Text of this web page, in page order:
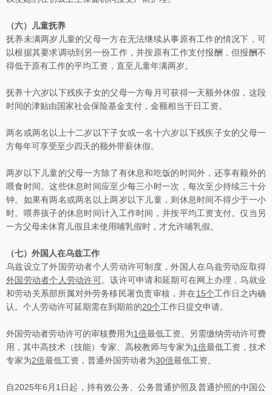
（六）儿童抚养
抚养未满两岁儿童的父母一方在无法继续从事原有工作的情况下，可
以根据其要求调动到另一份工作，并按原有工作支付报酬，但报酬不
得低于原有工作的平均工资，直至儿童年满两岁。
抚养十六岁以下残疾子女的父母一方每月可获得一天额外休假，这段
时间的津贴由国家社会保险基金支付，金额相当于日工资。
两名或两名以上十二岁以下子女或一名十六岁以下残疾子女的父母一
方每年可享受至少四天的额外带薪休假。
两岁以下儿童的父母一方除了有休息和吃饭的时间外，还享有额外的
喂食时间。这些休息时间应至少每三小时一次，每次至少持续三十分
钟。如果有两名或两名以上两岁以下儿童，则休息时间不得少于一小
时。喂养孩子的休息时间计入工作时间，并按平均工资支付。仅当另
一方父母未休育儿假且未使用哺乳假时，才允许哺乳假。
（七）外国人在乌兹工作
乌兹设立了外国劳动者个人劳动许可制度，外国人在乌兹劳动应取得
外国劳动者个人劳动许可。该许可申请和延期可在网上办理，乌就业
和劳动关系部所属对外劳务移民署负责审核，并在15个工作日之内确
认。个人劳动许可延期需在到期前的20个工作日提交申请。
外国劳动者劳动许可的审核费用为1倍最低工资。另需缴纳劳动许可费
用，其中高技术（技能）专家、高校教师与专家为1倍最低工资，技术
专家为2倍最低工资，普通外国劳动者为30倍最低工资。
自2025年6月1日起，持有效公务、公务普通护照及普通护照的中国公